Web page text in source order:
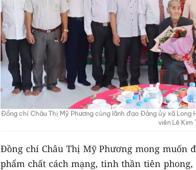
Đồng chí Châu Thị Mỹ Phương cùng lãnh đạo Đảng ủy xã
viên Lê Kim
Đồng chí Châu Thị Mỹ Phương mong muốn
phẩm chất cách mạng, tinh thần tiên